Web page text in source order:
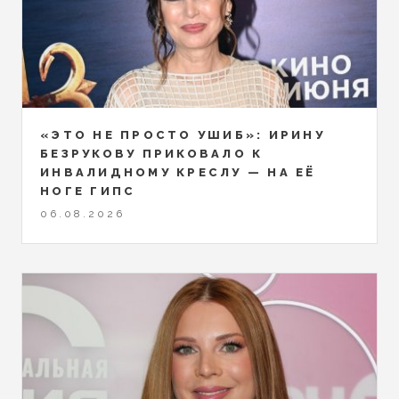
«ЭТО НЕ ПРОСТО УШИБ»: ИРИНУ
БЕЗРУКОВУ ПРИКОВАЛО К
ИНВАЛИДНОМУ КРЕСЛУ — НА ЕЁ
НОГЕ ГИПС
06.08.2026